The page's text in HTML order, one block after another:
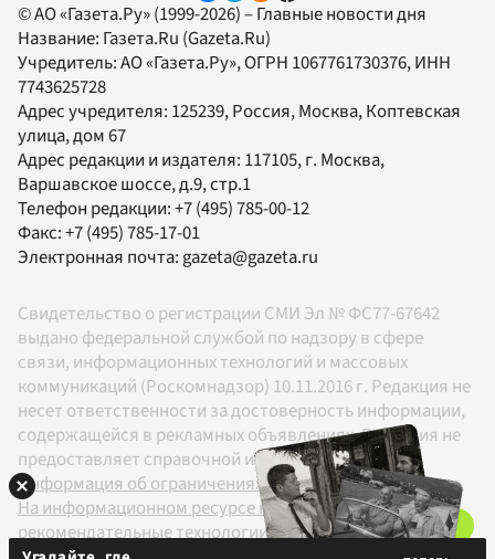
© АО «Газета.Ру» (1999-2026) – Главные новости дня
Название: Газета.Ru (Gazeta.Ru)
Учредитель:АО «Газета.Ру», ОГРН 1067761730376, ИНН
7743625728
Адрес учредителя: 125239, Россия, Москва, Коптевская
улица, дом 67
Адрес редакции и издателя: 117105, г. Москва,
Варшавское шоссе, д.9, стр.1
Телефон редакции:+7 (495) 785-00-12
Факс:+7 (495) 785-17-01
Электронная почта:gazeta@gazeta.ru
Свидетельство о регистрации СМИ Эл № ФС77-67642
выдано федеральной службой по надзору в сфере
связи, информационных технологий и массовых
коммуникаций (Роскомнадзор) 10.11.2016 г. Редакция не
несет ответственности за достоверность информации,
содержащейся в рекламных объявлениях. Редакция не
предоставляет справочной информации.
Информация об ограничениях
На информационном ресурсе применяются
рекомендательные технологии в соответствии с